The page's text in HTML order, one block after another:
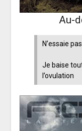
Au-
N’essaie
Je baise
l’ovulation